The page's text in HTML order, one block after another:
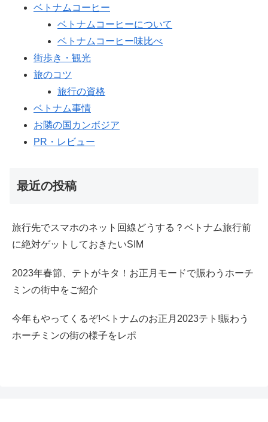
ベトナムコーヒー
ベトナムコーヒーについて
ベトナムコーヒー味比べ
街歩き・観光
旅のコツ
旅行の資格
ベトナム事情
お隣の国カンボジア
PR・レビュー
最近の投稿
旅行先でスマホのネット回線どうする？ベトナム旅行前
に絶対ゲットしておきたいSIM
2023年春節、テトがキタ！お正月モードで賑わうホーチ
ミンの街中をご紹介
今年もやってくるぞ!ベトナムのお正月2023テト!賑わう
ホーチミンの街の様子をレポ